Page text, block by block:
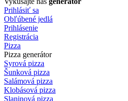
Prihlásiť sa
Obľúbené jedlá
Prihlásenie
Registrácia
Pizza
Pizza generátor
Syrová pizza
Šunková pizza
Salámová pizza
Klobásová pizza
Slaninová pizza